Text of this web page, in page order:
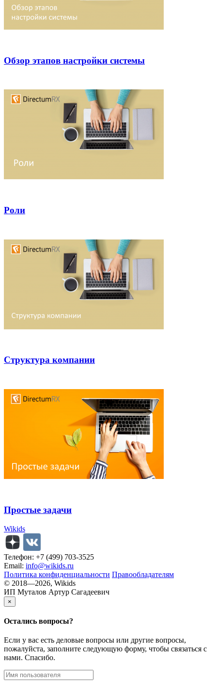
Обзор этапов настройки системы
Роли
Структура компании
Простые задачи
Wikids
Телефон: +7 (499) 703-3525
Email: info@wikids.ru
Политика конфиденциальности Правообладателям
© 2018—2026, Wikids
ИП Муталов Артур Сагадеевич
×
Остались вопросы?
Если у вас есть деловые вопросы или другие вопросы,
пожалуйста, заполните следующую форму, чтобы связаться с
нами. Спасибо.